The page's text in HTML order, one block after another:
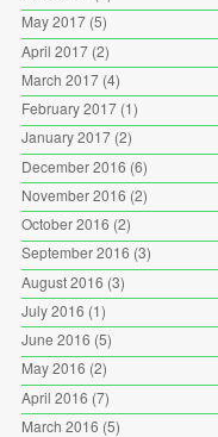
May 2017(5)
April 2017(2)
March 2017(4)
February 2017(1)
January 2017(2)
December 2016 (6)
November 2016 (2)
October 2016 (2)
September 2016 (3)
August 2016 (3)
July 2016 (1)
June 2016 (5)
May 2016 (2)
April 2016 (7)
March 2016 (5)